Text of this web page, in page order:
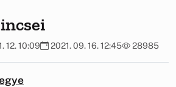
12. 10:09 2021. 09. 16. 12:45 28985